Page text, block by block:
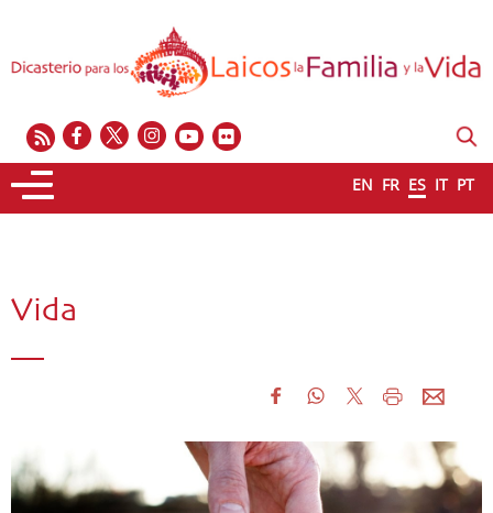
EN FR ES IT PT
Vida